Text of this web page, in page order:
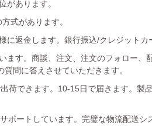
があります。
式があります。
返金します。銀行振込/クレジットカ
ます。商談、注文、注文のフォロー、
問に答えさせていただきます。
荷できます。10-15日で届きます。製
ポートしています。完璧な物流配送